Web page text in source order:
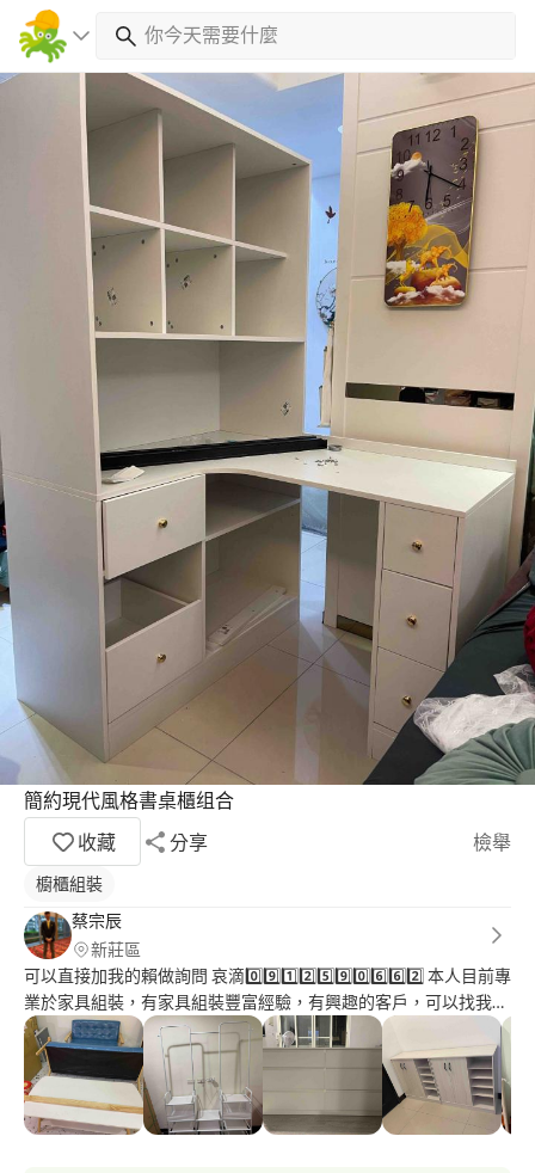
簡約現代風格書桌櫃组合
收藏
分享 檢舉
櫥櫃組裝
蔡宗辰
新莊區
可以直接加我的賴做詢問 哀滴0️⃣9️⃣1️⃣2️⃣5️⃣9️⃣0️⃣6️⃣6️⃣2️⃣ 本人目前專
業於家具組裝，有家具組裝豐富經驗，有興趣的客戶，可以找我幫
您服務，價位不高，都可談的 本人高中是就讀資訊科，數理方面
較佳，打字的速度也滿快的，有電腦軟體應用的證照，也滿喜歡小
孩的。 能提供數學家教、國小個後輔導、打字排版的服務☺️ 家教
部分都可以試教的！試教不收費！後面的收費一定便宜?